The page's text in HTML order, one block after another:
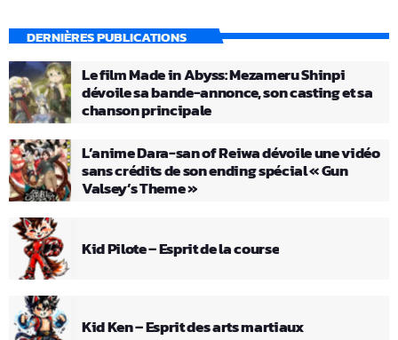
DERNIÈRES PUBLICATIONS
Le film Made in Abyss: Mezameru Shinpi
dévoile sa bande-annonce, son casting et sa
chanson principale
L’anime Dara-san of Reiwa dévoile une vidéo
sans crédits de son ending spécial « Gun
Valsey’s Theme »
Kid Pilote – Esprit de la course
Kid Ken – Esprit des arts martiaux